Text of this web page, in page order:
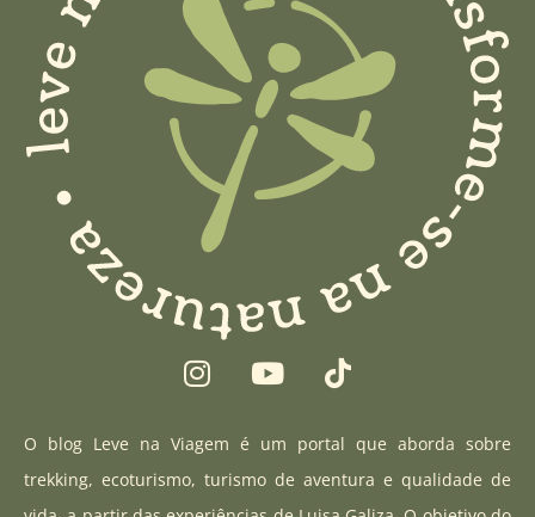
I
n
t
a
g
Y
o
t
u
b
T
i
t
o
k
O blog Leve na Viagem é um portal que aborda sobre
trekking, ecoturismo, turismo de aventura e qualidade de